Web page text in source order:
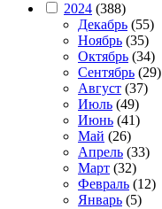
2024 (388)
Декабрь (55)
Ноябрь (35)
Октябрь (34)
Сентябрь (29)
Август (37)
Июль (49)
Июнь (41)
Май (26)
Апрель (33)
Март (32)
Февраль (12)
Январь (5)